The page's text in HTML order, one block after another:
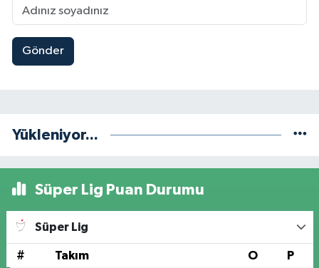
Gönder
Yükleniyor...
Süper Lig Puan Durumu
Süper Lig
# Takım O P